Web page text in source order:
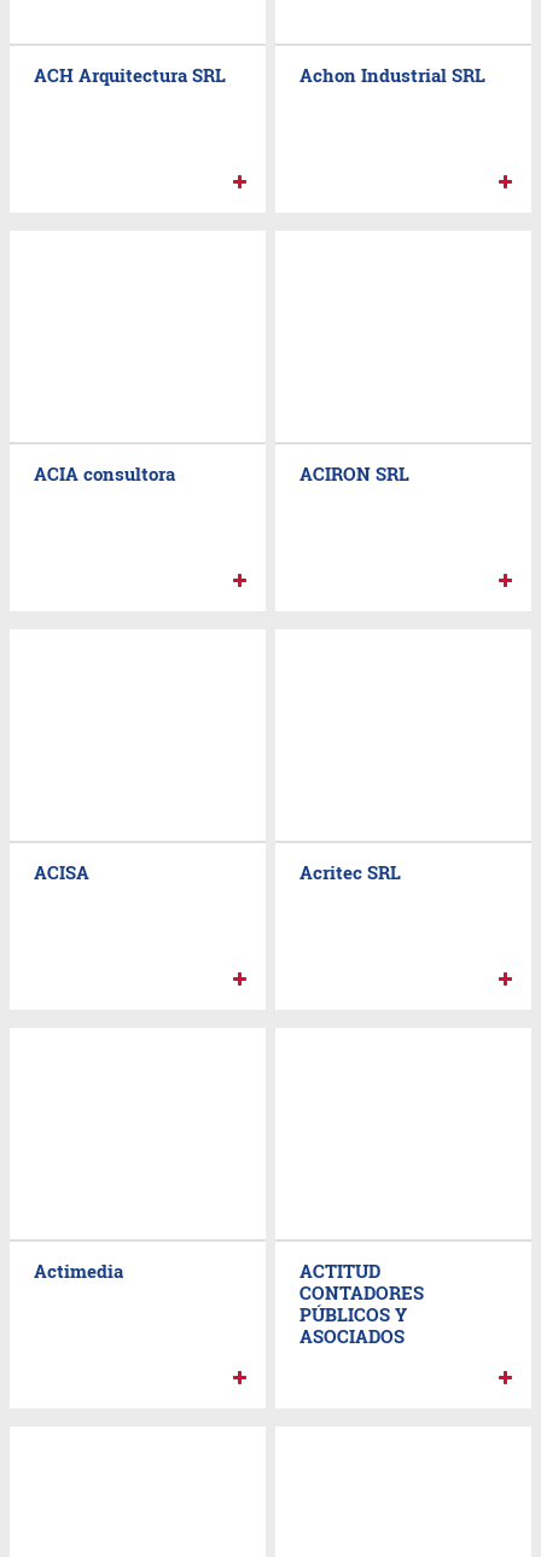
ACH Arquitectura SRL Achon Industrial SRL
ACIA consultora ACIRON SRL
ACISA Acritec SRL
Actimedia
ACTITUD
CONTADORES
PÚBLICOS Y
ASOCIADOS